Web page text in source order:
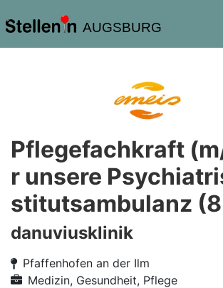
AUGSBURG
Pflegefachkraft
r unsere
stitutsambulanz
danuviusklinik
Pfaffenhofen an der Ilm
Medizin, Gesundheit, Pflege